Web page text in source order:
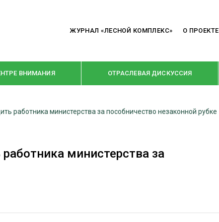
ЖУРНАЛ «ЛЕСНОЙ КОМПЛЕКС» О ПРОЕКТЕ
ВНИМАНИЯ ОТРАСЛЕВАЯ ДИСКУССИЯ
ДОМОСТРОЕНИЕ
РУБРИКИ
КРУПНЫМ ПЛАНОМ
работника министерства за пособничество незаконной рубке
министерства за